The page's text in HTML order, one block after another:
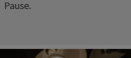
Pause.